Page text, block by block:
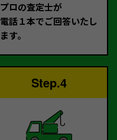
プロの査定士が
電話１本でご回答いたし
ます。
Step.4